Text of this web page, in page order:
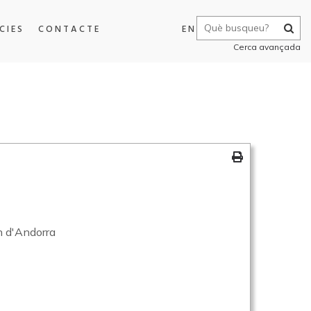
CONTACTE EN
Cerca avançada
d'Andorra